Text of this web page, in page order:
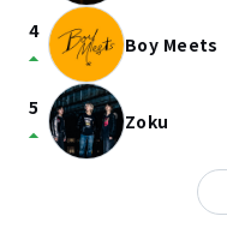
4
arrow_drop_up Boy Meets
5
arrow_drop_up Zoku